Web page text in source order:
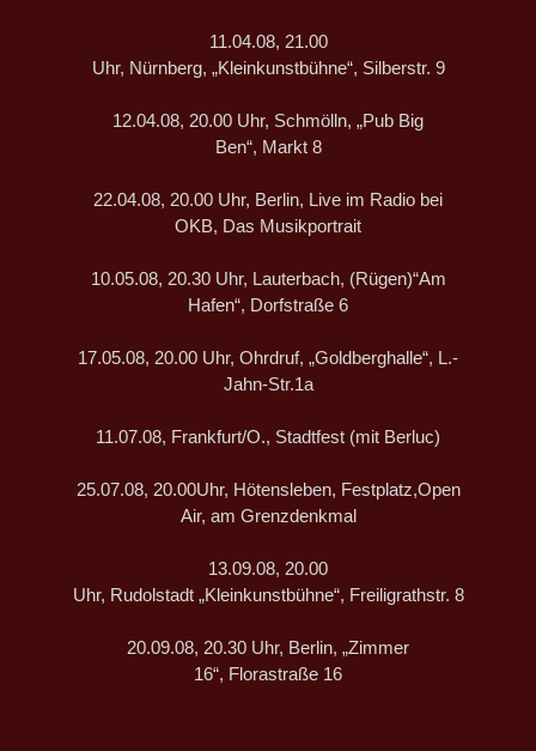
11.04.08, 21.00
Uhr, Nürnberg, „Kleinkunstbühne“, Silberstr. 9
12.04.08, 20.00 Uhr, Schmölln, „Pub Big
Ben“, Markt 8
22.04.08, 20.00 Uhr, Berlin, Live im Radio bei
OKB, Das Musikportrait
10.05.08, 20.30 Uhr, Lauterbach, (Rügen)“Am
Hafen“, Dorfstraße 6
17.05.08, 20.00 Uhr, Ohrdruf, „Goldberghalle“, L.-
Jahn-Str.1a
11.07.08, Frankfurt/O., Stadtfest (mit Berluc)
25.07.08, 20.00Uhr, Hötensleben, Festplatz,Open
Air, am Grenzdenkmal
13.09.08, 20.00
Uhr, Rudolstadt „Kleinkunstbühne“, Freiligrathstr. 8
20.09.08, 20.30 Uhr, Berlin, „Zimmer
16“, Florastraße 16